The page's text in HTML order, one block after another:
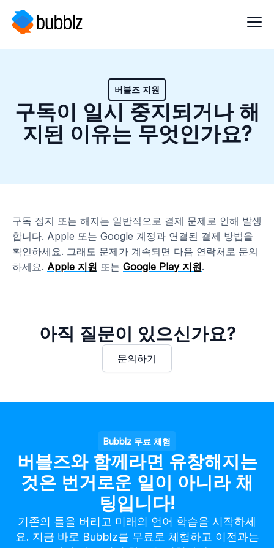
버블즈 지원
구독이 일시 중지되거나 해
지된 이유는 무엇인가요?
구독 정지 또는 해지는 일반적으로 결제 문제로 인해 발생
합니다. Apple 또는 Google 계정과 연결된 결제 방법을
확인하세요. 그래도 문제가 계속되면 다음 연락처로 문의
하세요. Apple 지원 또는 Google Play 지원.
아직 질문이 있으신가요?
문의하기
Bubblz 무료 체험
버블즈와 함께라면 유창해지는
것은 번거로운 일이 아니라 채
팅입니다!
기존의 틀을 버리고 미래의 언어 학습을 시작하세
요. 지금 바로 Bubblz를 무료로 체험하고 이전과는